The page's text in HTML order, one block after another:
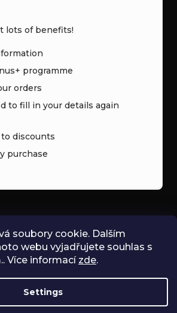
soubory cookie. Dalším
webu vyjadřujete souhlas s
Více informací zde.
Settings
lots of benefits!
programme
orders
to fill in your details again
discounts
purchase